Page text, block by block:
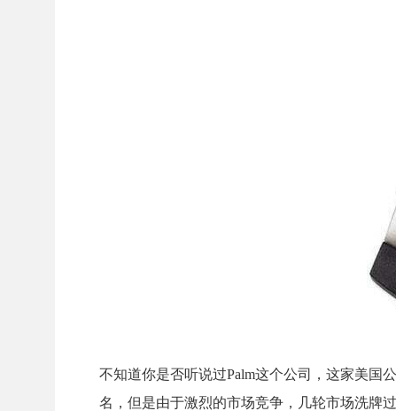
不知道你是否听说过Palm这个公司，这家美国
名，但是由于激烈的市场竞争，几轮市场洗牌